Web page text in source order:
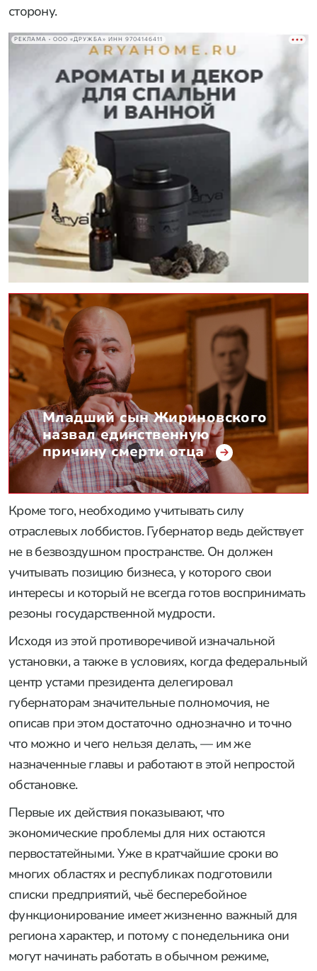
сторону.
РЕКЛАМА • ООО «ДРУЖБА» ИНН 9704146411
Младший сын Жириновского
назвал единственную
причину смерти отца
Кроме того, необходимо учитывать силу
отраслевых лоббистов. Губернатор ведь действует
не в безвоздушном пространстве. Он должен
учитывать позицию бизнеса, у которого свои
интересы и который не всегда готов воспринимать
резоны государственной мудрости.
Исходя из этой противоречивой изначальной
установки, а также в условиях, когда федеральный
центр устами президента делегировал
губернаторам значительные полномочия, не
описав при этом достаточно однозначно и точно
что можно и чего нельзя делать, — им же
назначенные главы и работают в этой непростой
обстановке.
Первые их действия показывают, что
экономические проблемы для них остаются
первостатейными. Уже в кратчайшие сроки во
многих областях и республиках подготовили
списки предприятий, чьё бесперебойное
функционирование имеет жизненно важный для
региона характер, и потому с понедельника они
могут начинать работать в обычном режиме,